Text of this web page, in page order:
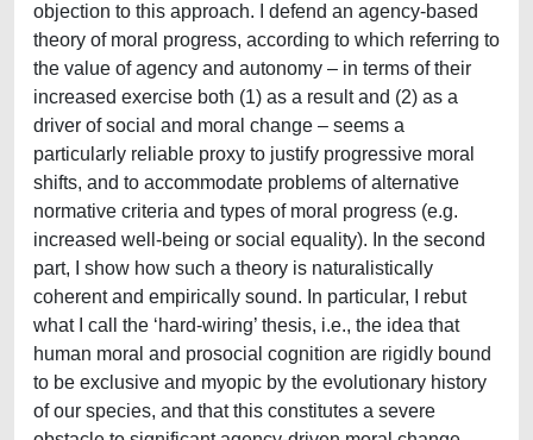
objection to this approach. I defend an agency-based
theory of moral progress, according to which referring to
the value of agency and autonomy – in terms of their
increased exercise both (1) as a result and (2) as a
driver of social and moral change – seems a
particularly reliable proxy to justify progressive moral
shifts, and to accommodate problems of alternative
normative criteria and types of moral progress (e.g.
increased well-being or social equality). In the second
part, I show how such a theory is naturalistically
coherent and empirically sound. In particular, I rebut
what I call the ‘hard-wiring’ thesis, i.e., the idea that
human moral and prosocial cognition are rigidly bound
to be exclusive and myopic by the evolutionary history
of our species, and that this constitutes a severe